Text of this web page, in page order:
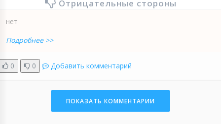
Отрицательные стороны
нет
Подробнее >>
0 0 Добавить комментарий
ПОКАЗАТЬ КОММЕНТАРИИ